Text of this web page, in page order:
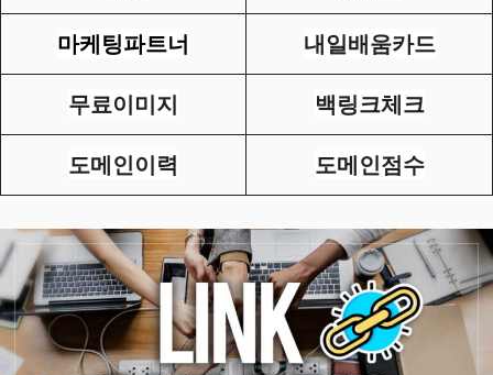
마케팅파트너 내일배움카드
무료이미지 백링크체크
도메인이력 도메인점수